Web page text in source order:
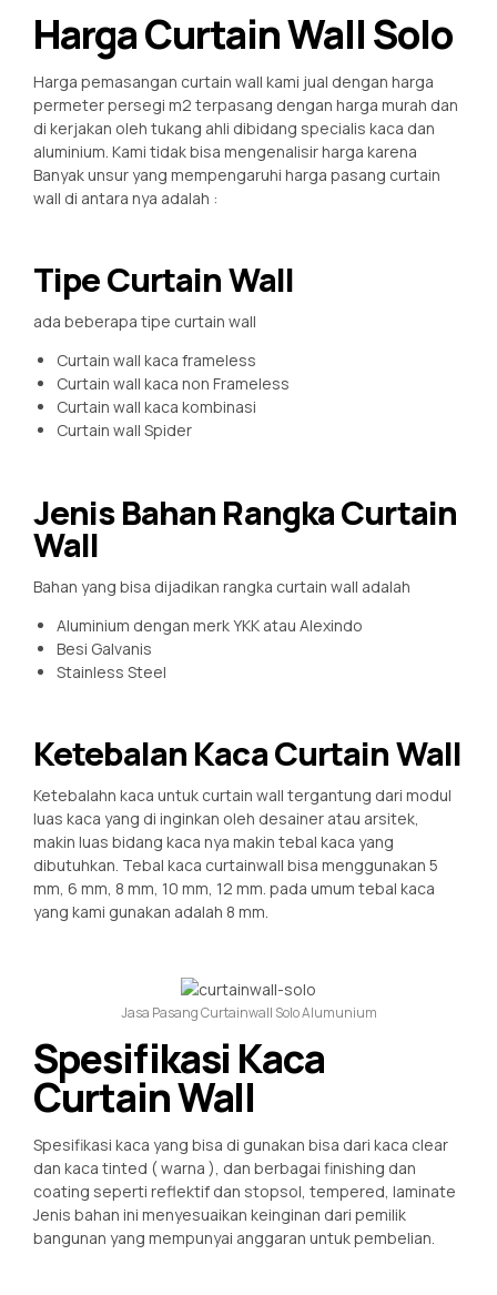
Harga Curtain Wall Solo
Harga pemasangan curtain wall kami jual dengan harga
permeter persegi m2 terpasang dengan harga murah dan
di kerjakan oleh tukang ahli dibidang specialis kaca dan
aluminium. Kami tidak bisa mengenalisir harga karena
Banyak unsur yang mempengaruhi harga pasang curtain
wall di antara nya adalah :
Tipe Curtain Wall
ada beberapa tipe curtain wall
Curtain wall kaca frameless
Curtain wall kaca non Frameless
Curtain wall kaca kombinasi
Curtain wall Spider
Jenis Bahan Rangka Curtain
Wall
Bahan yang bisa dijadikan rangka curtain wall adalah
Aluminium dengan merk YKK atau Alexindo
Besi Galvanis
Stainless Steel
Ketebalan Kaca Curtain Wall
Ketebalahn kaca untuk curtain wall tergantung dari modul
luas kaca yang di inginkan oleh desainer atau arsitek,
makin luas bidang kaca nya makin tebal kaca yang
dibutuhkan. Tebal kaca curtainwall bisa menggunakan 5
mm, 6 mm, 8 mm, 10 mm, 12 mm. pada umum tebal kaca
yang kami gunakan adalah 8 mm.
Jasa Pasang Curtainwall Solo Alumunium
Spesifikasi Kaca
Curtain Wall
Spesifikasi kaca yang bisa di gunakan bisa dari kaca clear
dan kaca tinted ( warna ), dan berbagai finishing dan
coating seperti reflektif dan stopsol, tempered, laminate
Jenis bahan ini menyesuaikan keinginan dari pemilik
bangunan yang mempunyai anggaran untuk pembelian.